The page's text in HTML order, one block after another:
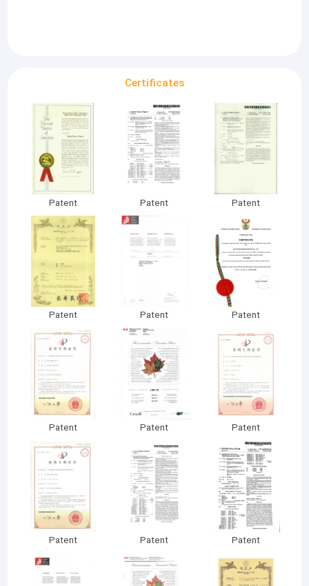
Certificates
Patent Patent Patent
Patent Patent Patent
Patent Patent Patent
Patent Patent Patent